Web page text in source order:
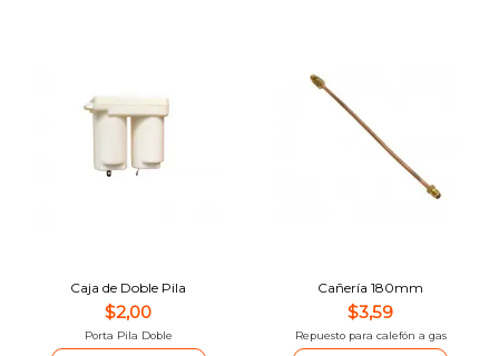
Caja de Doble Pila
$2,00
Porta Pila Doble
Cañería 180mm
$3,59
Repuesto para calefón a gas